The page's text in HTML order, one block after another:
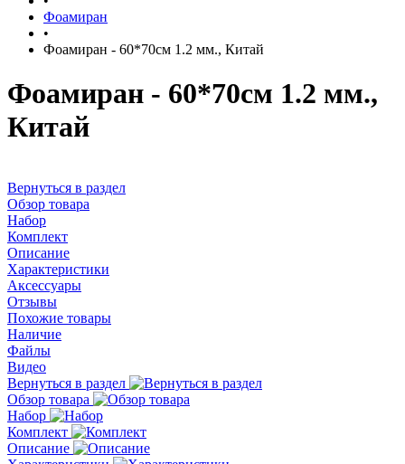
Фоамиран
•
Фоамиран - 60*70см 1.2 мм., Китай
Фоамиран - 60*70см 1.2 мм.,
Китай
Вернуться в раздел
Обзор товара
Набор
Комплект
Описание
Характеристики
Аксессуары
Отзывы
Похожие товары
Наличие
Файлы
Видео
Вернуться в раздел
Обзор товара
Набор
Комплект
Описание